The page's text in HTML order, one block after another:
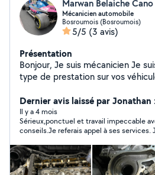
Marwan Belaiche Cano
Mécanicien automobile
Bosroumois (Bosroumois)
5/5 (3 avis)
Présentation
Bonjour, Je suis mécanicien Je suis disponible pour tout
Dernier avis laissé par
Il y a 4 mois
Sérieux,ponctuel et travail impeccable
conseils.Je referais appel à ses services.